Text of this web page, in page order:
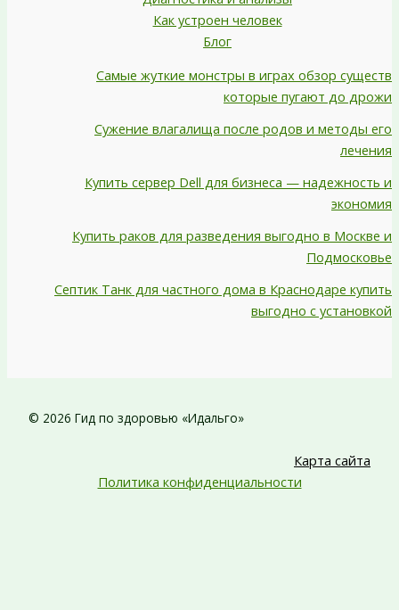
Как устроен человек
Блог
Самые жуткие монстры в играх обзор существ
которые пугают до дрожи
Сужение влагалища после родов и методы его
лечения
Купить сервер Dell для бизнеса — надежность и
экономия
Купить раков для разведения выгодно в Москве и
Подмосковье
Септик Танк для частного дома в Краснодаре купить
выгодно с установкой
© 2026 Гид по здоровью «Идальго»
Карта сайта
Политика конфиденциальности